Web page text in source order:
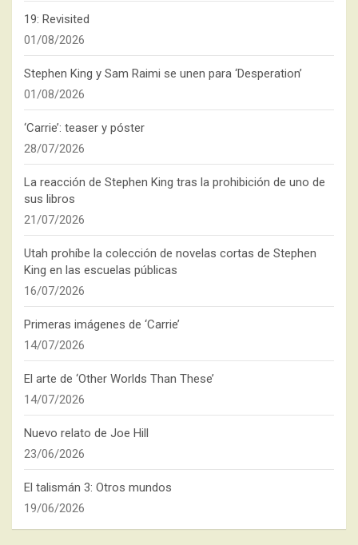
19: Revisited
01/08/2026
Stephen King y Sam Raimi se unen para ‘Desperation’
01/08/2026
‘Carrie’: teaser y póster
28/07/2026
La reacción de Stephen King tras la prohibición de uno de
sus libros
21/07/2026
Utah prohíbe la colección de novelas cortas de Stephen
King en las escuelas públicas
16/07/2026
Primeras imágenes de ‘Carrie’
14/07/2026
El arte de ‘Other Worlds Than These’
14/07/2026
Nuevo relato de Joe Hill
23/06/2026
El talismán 3: Otros mundos
19/06/2026